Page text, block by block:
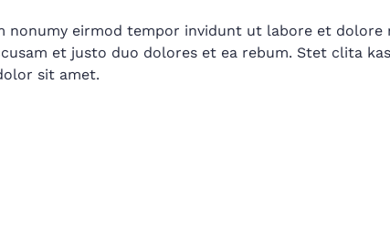
nonumy eirmod tempor invidunt ut labore et dolore
et justo duo dolores et ea rebum. Stet clita
sit amet.